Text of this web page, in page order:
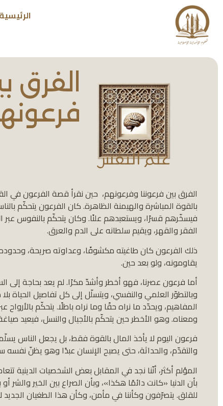
الرئيسية
علم النفس
الفرق
الفرق بين فرعوننا وفرعونهم، حين نقرأ قصة الفرعون في
بالقوة المباشرة والهيمنة الظاهرة. كان الفرعون
فيسخّرهم قسرًا، ويستعبدهم علنًا. وكان يتحكّم بالنفوس
الفقر والقهر، ويقيم سلطانه على الدم والعرق.
ذلك الفرعون كان طاغيته مكشوفًا، وعداوته صريحة،
يقاومونه، ولو بعد حين.
أما فرعون عصرنا، فهو أخطر وأشدّ مكرًا. لم يعد بحاجة إلى
وبالتطوّر العلمي والنفسي، ويتسلّل إلى كل تفاصيل الحياة
المفاهيم، ويحدّد ما نراه حقًا وما نراه باطلًا. يتحكّم
ومعناه. وهو الأخطر حين يتحكّم بالأجيال والنسل، فيعيد
فرعون اليوم لا يأخذ المال بالقوة فقط، بل يجعل الناس
والتقدّم، والحداثة، حتى يصبح الإنسان عبدًا وهو يظنّ نفسه
المؤلم أكثر، أنّنا نجد في المقابل بعض الشخصيات الدينية
بأن الدنيا «كانت دائمًا هكذا»، وبأن الصراع بين الخير والشر
للقلق. يتصرّفون وكأننا في مأمن، وكأن هذا الطغيان الجديد